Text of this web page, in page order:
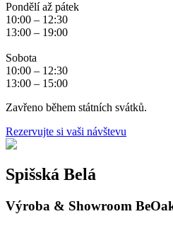
Pondělí až pátek
10:00 – 12:30
13:00 – 19:00
Sobota
10:00 – 12:30
13:00 – 15:00
Zavřeno během státních svátků.
Rezervujte si vaši návštevu
Spišská Belá
Výroba & Showroom